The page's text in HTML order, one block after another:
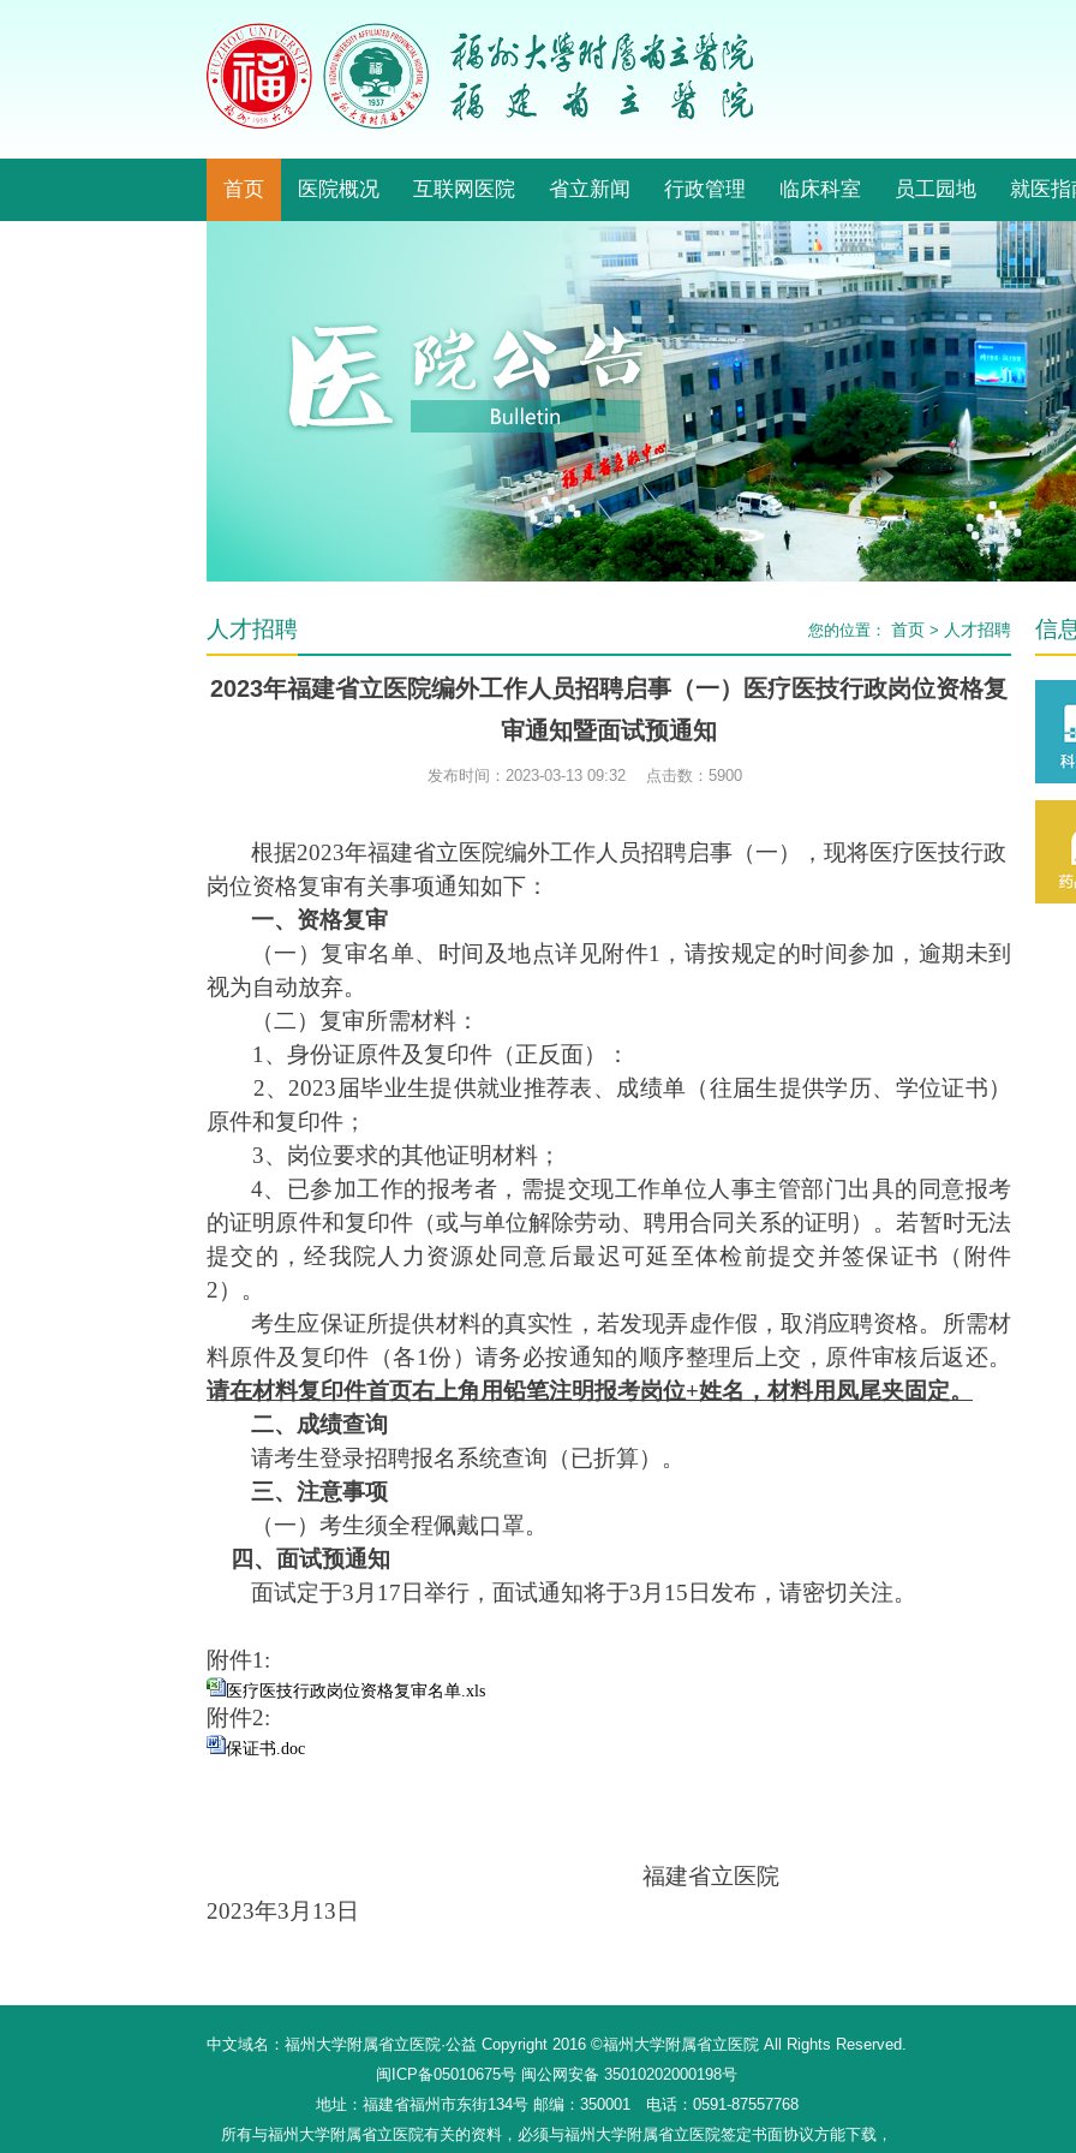
首页 医院概况 互联网医院 省立新闻 行政管理 临床科室 员工园地 就医指
人才招聘 您的位置： 首页 > 人才招聘
2023年福建省立医院编外工作人员招聘启事（一）医疗医技行政岗位资格复
审通知暨面试预通知
发布时间：2023-03-13 09:32 点击数： 5900
根据2023年福建省立医院编外工作人员招聘启事（一），现将医疗医技行政
岗位资格复审有关事项通知如下：
一、资格复审
（一）复审名单、时间及地点详见附件1， 请按规定的时间参加 ，逾期未到
视为自动放弃。
（二）复审所需材料 ：
1、身份证原件及复印件（正反面）
：
2、2023届毕业生提供就业推荐表、成绩单（往届生提供学历、学位证书）
原件和复印件；
3、岗位要求的其他证明材料；
4、已参加工作的报考者，需提交现工作单位人事主管部门出具的同意报考
的证明原件和复印件（或与单位解除劳动、聘用合同关系的证明）。若暂时无法
提交的，经我院人力资源处同意后最迟可延至体检前提交并签保证书（附件
2） 。
考生应保证所提供材料的真实性，若发现弄虚作假，取消应聘资格。所需材
料原件及复印件（各1份）请务必按通知的顺序整理后上交，原件审核后返还。
请在材料复印件首页右上角用铅笔注明报考岗位+姓名，材料用凤尾夹固定。
二、成绩查询
请考生登录招聘报名系统查询（已折算）。
三、注意事项
（一） 考生须全程佩戴口罩。
四、面试预通知
面试定于3月17日举行，面试通知将于3月15日发布，请密切关注。
附件1 :
医疗医技行政岗位资格复审名单.xls
附件2:
保证书.doc
福建省立医院
2023年3 月 13 日
信
中文域名：福州大学附属省立医院·公益 Copyright 2016 ©福州大学附属省立医院 All Rights Reserved.
闽ICP备05010675号 闽公网安备 35010202000198号
地址：福建省福州市东街134号 邮编：350001 电话：0591-87557768
所有与福州大学附属省立医院有关的资料，必须与福州大学附属省立医院签定书面协议方能下载，